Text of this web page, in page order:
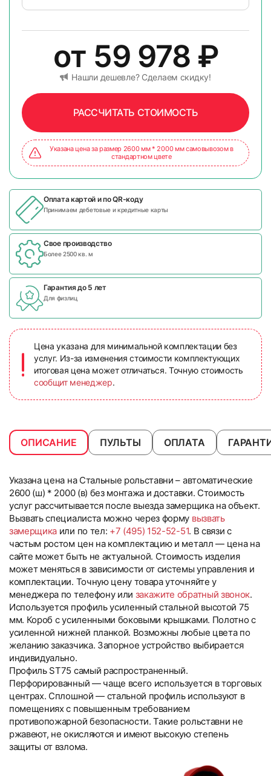
от 59 978 ₽
Нашли дешевле? Сделаем скидку!
РАССЧИТАТЬ СТОИМОСТЬ
Указана цена за размер 2600 мм * 2000 мм самовывозом в
стандартном цвете
Оплата картой и поQR-коду
Принимаем дебетовые и кредитные карты
Свое производство
Более 2500 кв. м
Гарантия до 5 лет
Для физлиц
Цена указана для минимальной комплектации без
услуг. Из-за изменения стоимости комплектующих
итоговая цена может отличаться. Точную стоимость
сообщит менеджер.
ОПИСАНИЕ ПУЛЬТЫ ОПЛАТА
Указана цена на Стальные рольставни – автоматические
2600 (ш) * 2000 (в) без монтажа и доставки. Стоимость
услуг рассчитывается после выезда замерщика на объект.
Вызвать специалиста можно через форму вызвать
замерщика или по тел: +7 (495) 152-52-51. В связи с
частым ростом цен на комплектацию и металл — цена на
сайте может быть не актуальной. Стоимость изделия
может меняться в зависимости от системы управления и
комплектации. Точную цену товара уточняйте у
менеджера по телефону или закажите обратный звонок.
Используется профиль усиленный стальной высотой 75
мм. Короб с усиленными боковыми крышками. Полотно с
усиленной нижней планкой. Возможны любые цвета по
желанию заказчика. Запорное устройство выбирается
индивидуально.
Профиль ST75 самый распространенный.
Перфорированный — чаще всего используется в торговых
центрах. Сплошной — стальной профиль используют в
помещениях с повышенным требованием
противопожарной безопасности. Такие рольставни не
ржавеют, не окисляются и имеют высокую степень
защиты от взлома.